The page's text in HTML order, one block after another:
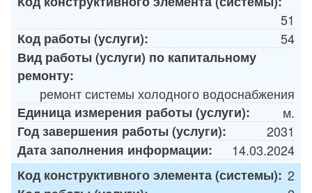
51
Код работы (услуги):
54
Вид работы (услуги) по капитальному
ремонту:
ремонт системы холодного водоснабжения
Единица измерения работы (услуги):
м.
Год завершения работы (услуги):
2031
Дата заполнения информации:
14.03.2024
Код конструктивного элемента (системы): 2